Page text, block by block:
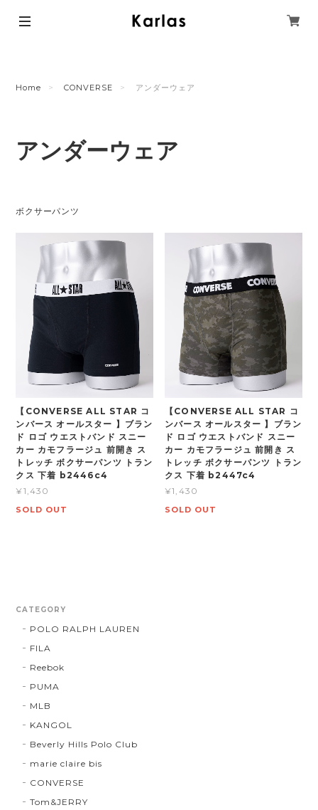
Home CONVERSE アンダーウェア
アンダーウェア
ボクサーパンツ
【CONVERSE ALL STAR コ
ンバース オールスター 】ブラン
ド ロゴ ウエストバンド スニー
カー カモフラージュ 前開き ス
トレッチ ボクサーパンツ トラン
クス 下着 b2446c4
¥1,430
SOLD OUT
【CONVERSE ALL STAR コ
ンバース オールスター 】ブラン
ド ロゴ ウエストバンド スニー
カー カモフラージュ 前開き ス
トレッチ ボクサーパンツ トラン
クス 下着 b2447c4
¥1,430
SOLD OUT
CATEGORY
POLO RALPH LAUREN
FILA
Reebok
PUMA
MLB
KANGOL
Beverly Hills Polo Club
marie claire bis
CONVERSE
Tom&JERRY